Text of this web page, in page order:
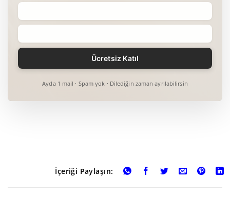
Ayda 1 mail · Spam yok · Dilediğin zaman ayrılabilirsin
İçeriği Paylaşın: